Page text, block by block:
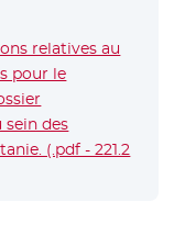
relatives au
pour le
des
(.pdf - 221.2